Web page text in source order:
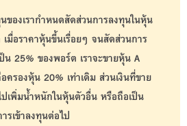
ของเรากำหนดสัดส่วนการลงทุนในหุ้น
มื่อราคาหุ้นขึ้นเรื่อยๆ จนสัดส่วนการ
25% ของพอร์ต เราจะขายหุ้น A
ครองหุ้น 20% เท่าเดิม ส่วนเงินที่ขาย
เพิ่มน้ำหนักในหุ้นตัวอื่น หรือถือเป็น
รเข้าลงทุนต่อไป